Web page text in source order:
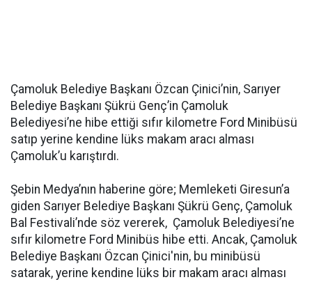
Çamoluk Belediye Başkanı Özcan Çinici’nin, Sarıyer
Belediye Başkanı Şükrü Genç’in Çamoluk
Belediyesi’ne hibe ettiği sıfır kilometre Ford Minibüsü
satıp yerine kendine lüks makam aracı alması
Çamoluk’u karıştırdı.
Şebin Medya’nın haberine göre; Memleketi Giresun’a
giden Sarıyer Belediye Başkanı Şükrü Genç, Çamoluk
Bal Festivali’nde söz vererek, Çamoluk Belediyesi’ne
sıfır kilometre Ford Minibüs hibe etti. Ancak, Çamoluk
Belediye Başkanı Özcan Çinici'nin, bu minibüsü
satarak, yerine kendine lüks bir makam aracı alması